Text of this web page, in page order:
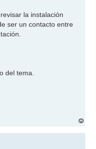
la instalación
ser un contacto entre
del tema.
r